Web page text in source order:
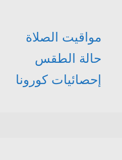
مواقيت الصلاة
حالة الطقس
إحصائيات كورونا